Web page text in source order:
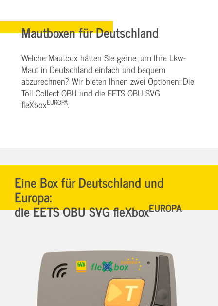
Mautboxen für Deutschland
Welche Mautbox hätten Sie gerne, um Ihre Lkw-
Maut in Deutschland einfach und bequem
abzurechnen? Wir bieten Ihnen zwei Optionen: Die
Toll Collect OBU und die EETS OBU SVG
fleXboxEUROPA.
Eine Box für Deutschland und
Europa:
die EETS OBU SVG fleXboxEUROPA